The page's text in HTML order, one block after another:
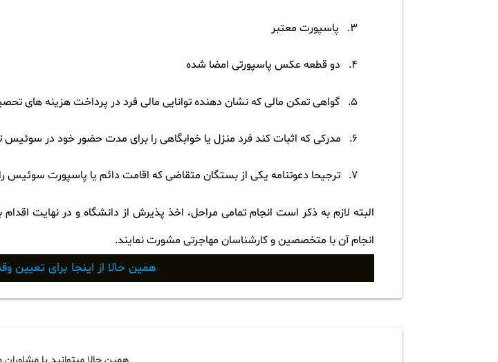
3. پاسپورت معتبر
4. دو قطعه عکس پاسپورتی امضا شده
5. گواهی تمکن مالی که نشان دهنده توانایی مالی فرد در پرداخت هزینه های
6. مدرکی که اثبات کند فرد منزل یا خوابگاهی را برای مدت حضور خود در سوئیس
7. ترجیحا دعوتنامه یکی از بستگان متقاضی که اقامت دائم یا پاسپورت سوئیس را
البته لازم به ذکر است انجام تمامی مراحل، اخذ پذیرش از دانشگاه و در نهایت
انجام آن با متخصصین و کارشناسان مهاجرتی مشورت نمایند.
همین حالا از اینجا برای تعیین